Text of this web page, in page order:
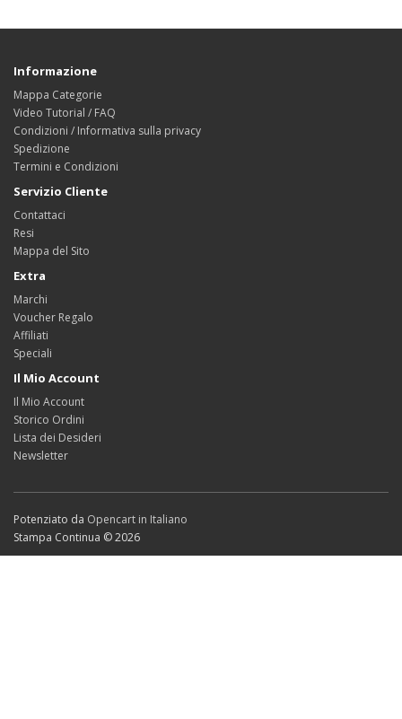
Informazione
Mappa Categorie
Video Tutorial / FAQ
Condizioni / Informativa sulla privacy
Spedizione
Termini e Condizioni
Servizio Cliente
Contattaci
Resi
Mappa del Sito
Extra
Marchi
Voucher Regalo
Affiliati
Speciali
Il Mio Account
Il Mio Account
Storico Ordini
Lista dei Desideri
Newsletter
Potenziato da Opencart in Italiano
Stampa Continua © 2026